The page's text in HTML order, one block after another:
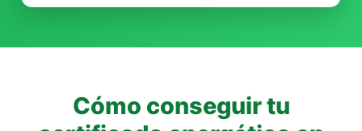
Cómo conseguir tu